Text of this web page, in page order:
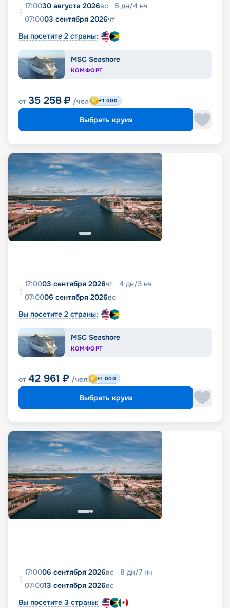
17:0030 августа 2026вс 5 дн/4 нч
07:0003 сентября 2026чт
Вы посетите 2 страны:
MSC Seashore
КОМФОРТ
от 35 258 ₽ /чел +1 000
Выбрать круиз
17:0003 сентября 2026чт 4 дн/3 нч
07:0006 сентября 2026вс
Вы посетите 2 страны:
MSC Seashore
КОМФОРТ
от 42 961 ₽ /чел +1 000
Выбрать круиз
17:0006 сентября 2026вс 8 дн/7 нч
07:0013 сентября 2026вс
Вы посетите 3 страны: